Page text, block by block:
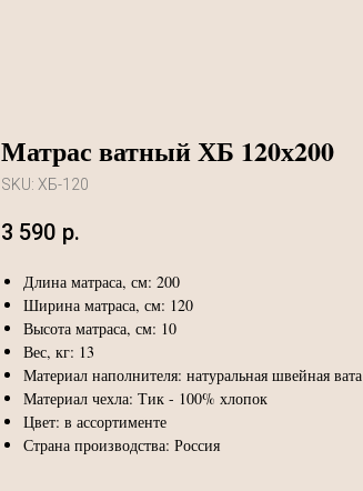
Матрас ватный ХБ 120х200
SKU: ХБ-120
3 590 р.
Длина матраса, см: 200
Ширина матраса, см: 120
Высота матраса, см: 10
Вес, кг: 13
Материал наполнителя: натуральная швейная вата
Материал чехла: Тик - 100% хлопок
Цвет: в ассортименте
Страна производства: Россия